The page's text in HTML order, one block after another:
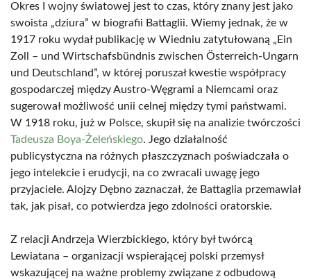
Okres I wojny światowej jest to czas, który znany jest jako
swoista „dziura” w biografii Battaglii. Wiemy jednak, że w
1917 roku wydał publikację w Wiedniu zatytułowaną „Ein
Zoll – und Wirtschafsbündnis zwischen Österreich-Ungarn
und Deutschland”, w której poruszał kwestie współpracy
gospodarczej między Austro-Węgrami a Niemcami oraz
sugerował możliwość unii celnej między tymi państwami.
W 1918 roku, już w Polsce, skupił się na analizie twórczości
Tadeusza Boya-Żeleńskiego. Jego działalność
publicystyczna na różnych płaszczyznach poświadczała o
jego intelekcie i erudycji, na co zwracali uwagę jego
przyjaciele. Alojzy Dębno zaznaczał, że Battaglia przemawiał
tak, jak pisał, co potwierdza jego zdolności oratorskie.
Z relacji Andrzeja Wierzbickiego, który był twórcą
Lewiatana – organizacji wspierającej polski przemysł
wskazującej na ważne problemy związane z odbudową